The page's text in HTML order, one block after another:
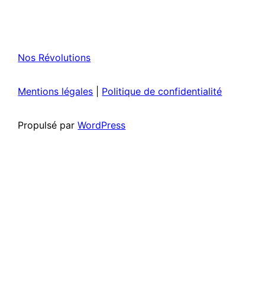
Nos Révolutions
Mentions légales Politique de confidentialité
Propulsé parWordPress